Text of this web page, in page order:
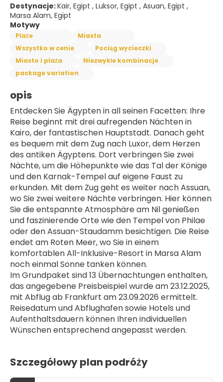
Destynacje:Kair, Egipt , Luksor, Egipt , Asuan, Egipt ,
Marsa Alam, Egipt
Motywy
Plaże
Miasta
Wszystko w cenie
Pociąg wycieczki
Miasto i plaża
Niezwykłe kombinacje
package variation
opis
Entdecken Sie Ägypten in all seinen Facetten: Ihre
Reise beginnt mit drei aufregenden Nächten in
Kairo, der fantastischen Hauptstadt. Danach geht
es bequem mit dem Zug nach Luxor, dem Herzen
des antiken Ägyptens. Dort verbringen Sie zwei
Nächte, um die Höhepunkte wie das Tal der Könige
und den Karnak-Tempel auf eigene Faust zu
erkunden. Mit dem Zug geht es weiter nach Assuan,
wo Sie zwei weitere Nächte verbringen. Hier können
Sie die entspannte Atmosphäre am Nil genießen
und faszinierende Orte wie den Tempel von Philae
oder den Assuan-Staudamm besichtigen. Die Reise
endet am Roten Meer, wo Sie in einem
komfortablen All-Inklusive-Resort in Marsa Alam
noch einmal Sonne tanken können.
Im Grundpaket sind 13 Übernachtungen enthalten,
das angegebene Preisbeispiel wurde am 23.12.2025,
mit Abflug ab Frankfurt am 23.09.2026 ermittelt.
Reisedatum und Abflughafen sowie Hotels und
Aufenthaltsdauern können Ihren individuellen
Wünschen entsprechend angepasst werden.
Szczegółowy plan podróży